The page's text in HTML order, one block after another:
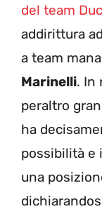
del team
addirittura
a team
Marinelli. In
peraltro
ha
possibilità e
una